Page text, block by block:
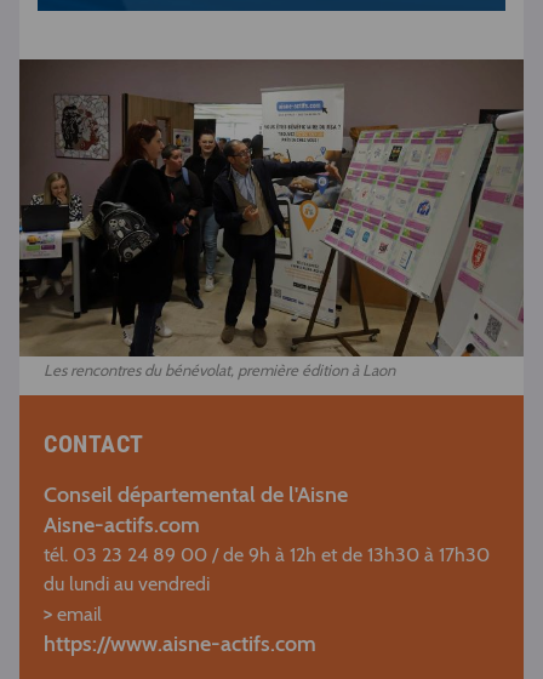
Les rencontres du bénévolat, première édition à Laon
CONTACT
Conseil départemental de l'Aisne
Aisne-actifs.com
tél. 03 23 24 89 00 / de 9h à 12h et de 13h30 à 17h30
du lundi au vendredi
> email
https://www.aisne-actifs.com